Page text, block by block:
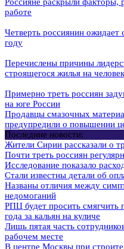
Россияне раскрыли
работе
Четверть россиянин ожидает
году
Перечислены причины
строящегося жилья на
Примерно треть россиян
на юге России
Продавцы смазочных
предупредили о повышении
Последние новости:
Жители Сирии рассказали о
Почти треть россиян
Исследование показало
Стали известны детали об
Названы отличия между
недомоганий
РПЦ будет просить смягчить
года за кальян на куличе
Лишь пятая часть
рабочем месте
В центре Москвы при